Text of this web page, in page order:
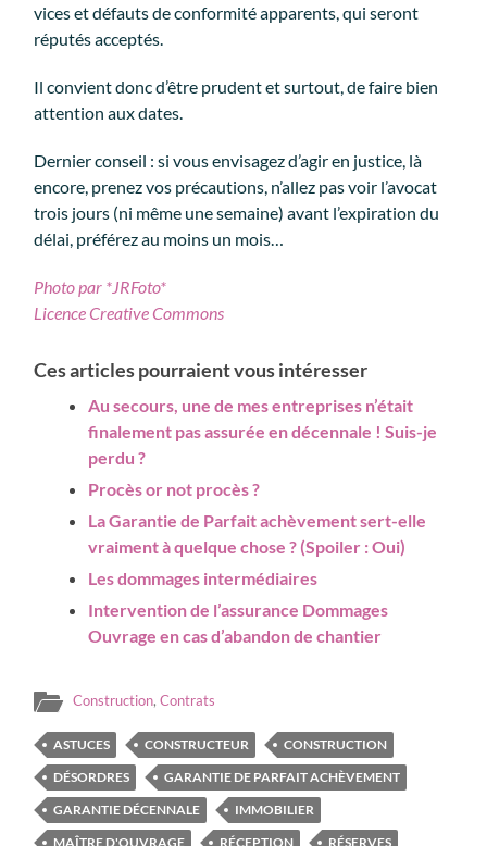
vices et défauts de conformité apparents, qui seront
réputés acceptés.
Il convient donc d’être prudent et surtout, de faire bien
attention aux dates.
Dernier conseil : si vous envisagez d’agir en justice, là
encore, prenez vos précautions, n’allez pas voir l’avocat
trois jours (ni même une semaine) avant l’expiration du
délai, préférez au moins un mois…
Photo par *JRFoto*
Licence Creative Commons
Ces articles pourraient vous intéresser
Au secours, une de mes entreprises n’était
finalement pas assurée en décennale ! Suis-je
perdu ?
Procès or not procès ?
La Garantie de Parfait achèvement sert-elle
vraiment à quelque chose ? (Spoiler : Oui)
Les dommages intermédiaires
Intervention de l’assurance Dommages
Ouvrage en cas d’abandon de chantier
Construction,Contrats
ASTUCES CONSTRUCTEUR
CONSTRUCTION
DÉSORDRES
GARANTIE DE PARFAIT ACHÈVEMENT
GARANTIE DÉCENNALE
IMMOBILIER
MAÎTRE D'OUVRAGE
RÉCEPTION
RÉSERVES